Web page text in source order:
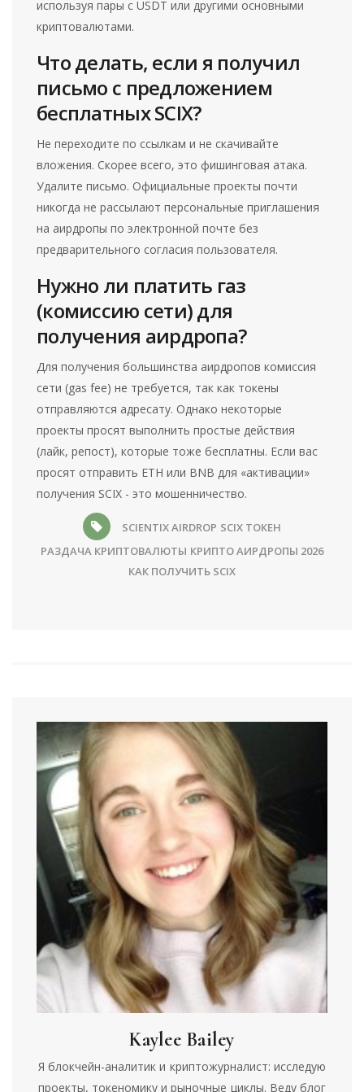
используя пары с USDT или другими основными
криптовалютами.
Что делать, если я получил
письмо с предложением
бесплатных SCIX?
Не переходите по ссылкам и не скачивайте
вложения. Скорее всего, это фишинговая атака.
Удалите письмо. Официальные проекты почти
никогда не рассылают персональные приглашения
на аирдропы по электронной почте без
предварительного согласия пользователя.
Нужно ли платить газ
(комиссию сети) для
получения аирдропа?
Для получения большинства аирдропов комиссия
сети (gas fee) не требуется, так как токены
отправляются адресату. Однако некоторые
проекты просят выполнить простые действия
(лайк, репост), которые тоже бесплатны. Если вас
просят отправить ETH или BNB для «активации»
получения SCIX - это мошенничество.
SCIENTIX AIRDROP SCIX ТОКЕН
РАЗДАЧА КРИПТОВАЛЮТЫ КРИПТО АИРДРОПЫ 2026
КАК ПОЛУЧИТЬ SCIX
Kaylee Bailey
Я блокчейн-аналитик и криптожурналист: исследую
проекты, токеномику и рыночные циклы. Веду блог